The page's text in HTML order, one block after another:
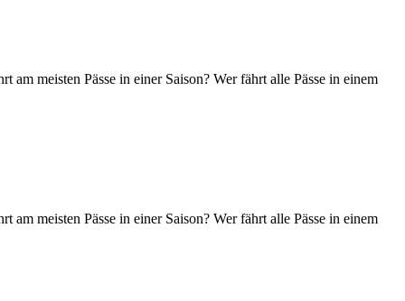
meisten Pässe in einer Saison? Wer fährt alle Pässe in einem
meisten Pässe in einer Saison? Wer fährt alle Pässe in einem